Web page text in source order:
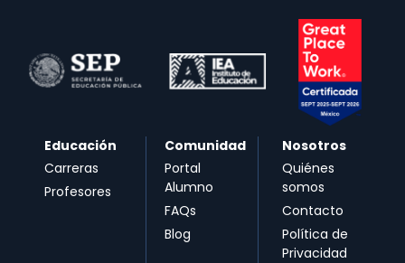
Educación
Carreras
Profesores
Comunidad
Portal
Alumno
FAQs
Blog
Nosotros
Quiénes
somos
Contacto
Política de
Privacidad